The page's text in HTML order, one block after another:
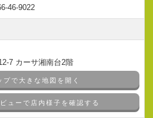
46-9022
7 カーサ湘南台2階
で大きな地図を開く
ューで店内様子を確認する